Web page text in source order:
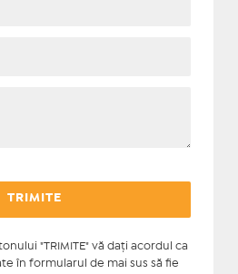
"TRIMITE" vă daţi acordul ca
în formularul de mai sus să fie